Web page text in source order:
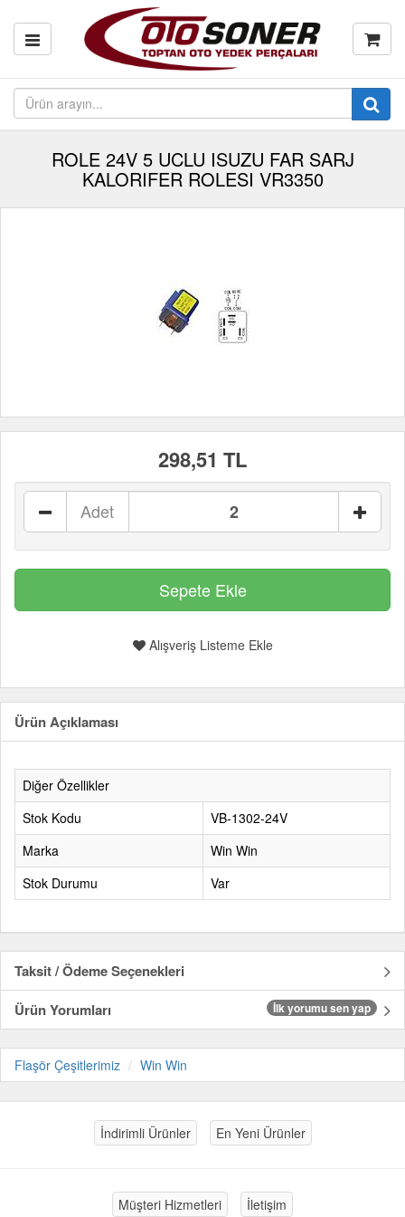
ROLE 24V 5 UCLU ISUZU FAR SARJ
KALORIFER ROLESI VR3350
298,51 TL
Adet
Alışveriş Listeme Ekle
Ürün Açıklaması
Diğer Özellikler
Stok Kodu
VB-1302-24V
Marka
Win Win
Stok Durumu
Var
Taksit / Ödeme Seçenekleri
Ürün Yorumları
İlk yorumu sen yap
Flaşör Çeşitlerimiz Win Win
İndirimli Ürünler En Yeni Ürünler
Müşteri Hizmetleri İletişim